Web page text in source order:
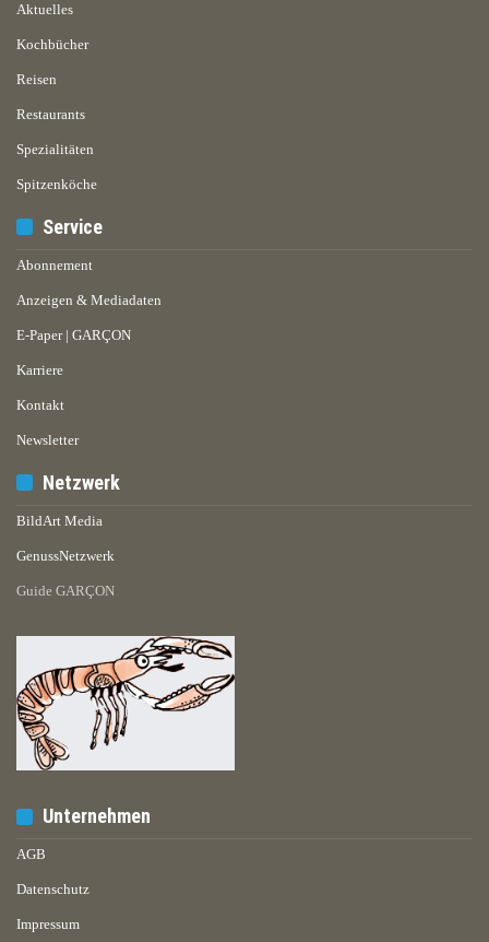
Aktuelles
Kochbücher
Reisen
Restaurants
Spezialitäten
Spitzenköche
Service
Abonnement
Anzeigen & Mediadaten
E-Paper | GARÇON
Karriere
Kontakt
Newsletter
Netzwerk
BildArt Media
GenussNetzwerk
Guide GARÇON
Unternehmen
AGB
Datenschutz
Impressum